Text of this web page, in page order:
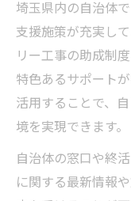
埼玉県内の自治体
支援施策が充実し
リー工事の助成制
特色あるサポート
活用することで、
境を実現できます。
自治体の窓口や終
に関する最新情報